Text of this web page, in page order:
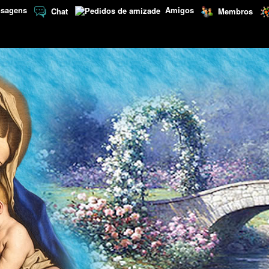
Chat Amigos Membros